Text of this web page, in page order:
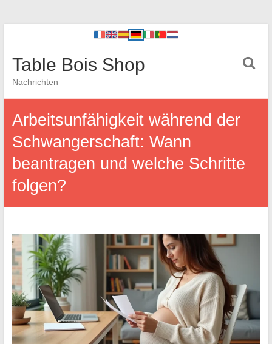
Table Bois Shop
Nachrichten
Arbeitsunfähigkeit während der
Schwangerschaft: Wann
beantragen und welche Schritte
folgen?